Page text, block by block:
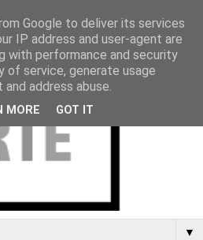
▼
Google to deliver its services
IP address and user-agent are
with performance and security
of service, generate usage
address abuse.
MORE GOT IT